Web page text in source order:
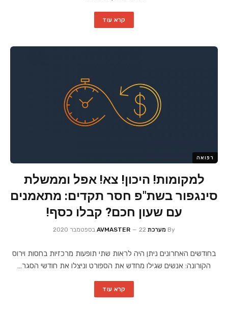
קרא עוד
רפואה
למקומות! היכון! צא! אפל וממשלת
סינגפור בשת"פ חסר תקדים: מתאמנים
עם שעון חכם? קבלו כסף!
By מערכת AVMASTER 22 בספטמבר 2020
בחודשים האחרונים ניתן היה לראות שתי תופעות מרכזיות בחסות וירוס
הקורונה: אנשים שגילו מחדש את הספורט וניצלו את חודשי הסגר…
קרא עוד